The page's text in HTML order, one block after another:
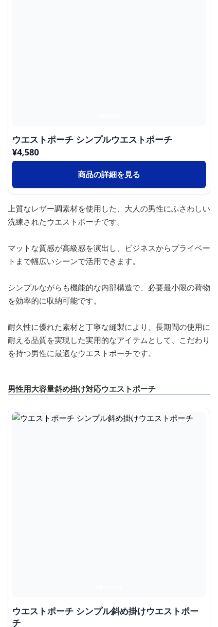
ウエストポーチ シンプルウエストポーチ
¥4,580
商品の詳細を見る
上質なレザー調素材を使用した、大人の男性にふさわしい
洗練されたウエストポーチです。
マットな質感が高級感を演出し、ビジネスからプライベー
トまで幅広いシーンで活用できます。
シンプルながらも機能的な内部構造で、必要最小限の荷物
を効率的に収納可能です。
耐久性に優れた素材と丁寧な縫製により、長期間の使用に
耐える品質を実現した実用的なアイテムとして、こだわり
を持つ男性に最適なウエストポーチです。
男性用大容量斜め掛け対応ウエストポーチ
ウエストポーチ シンプル斜め掛けウエストポー
チ